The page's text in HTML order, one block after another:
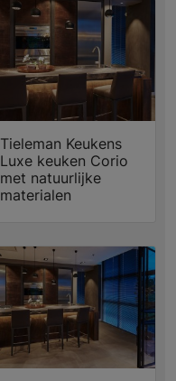
Tieleman Keukens
Luxe keuken Corio
met natuurlijke
materialen